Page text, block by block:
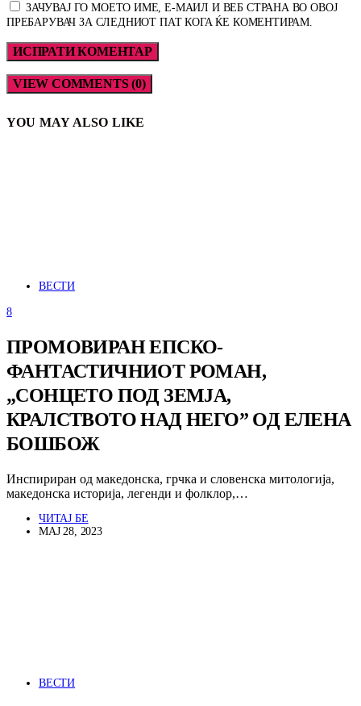
ЗАЧУВАЈ ГО МОЕТО ИМЕ, Е-МАИЛ И ВЕБ СТРАНА ВО ОВОЈ
ПРЕБАРУВАЧ ЗА СЛЕДНИОТ ПАТ КОГА ЌЕ КОМЕНТИРАМ.
VIEW COMMENTS (0)
YOU MAY ALSO LIKE
ВЕСТИ
8
ПРОМОВИРАН ЕПСКО-
ФАНТАСТИЧНИОТ РОМАН,
„СОНЦЕТО ПОД ЗЕМЈА,
КРАЛСТВОТО НАД НЕГО” ОД ЕЛЕНА
БОШБОЖ
Инспириран од македонска, грчка и словенска митологија,
македонска историја, легенди и фолклор,…
ЧИТАЈ БЕ
МАЈ 28, 2023
ВЕСТИ